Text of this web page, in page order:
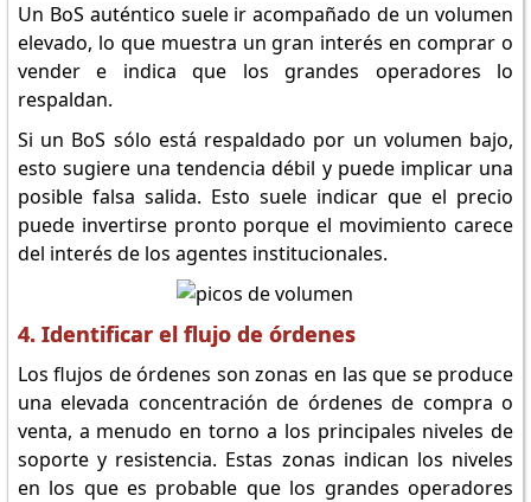
Un BoS auténtico suele ir acompañado de un volumen
elevado, lo que muestra un gran interés en comprar o
vender e indica que los grandes operadores lo
respaldan.
Si un BoS sólo está respaldado por un volumen bajo,
esto sugiere una tendencia débil y puede implicar una
posible falsa salida. Esto suele indicar que el precio
puede invertirse pronto porque el movimiento carece
del interés de los agentes institucionales.
4. Identificar el flujo de órdenes
Los flujos de órdenes son zonas en las que se produce
una elevada concentración de órdenes de compra o
venta, a menudo en torno a los principales niveles de
soporte y resistencia. Estas zonas indican los niveles
en los que es probable que los grandes operadores